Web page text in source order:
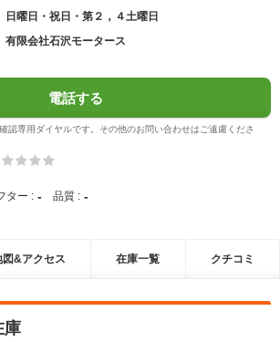
日曜日・祝日・第２，４土曜日
有限会社石沢モータース
電話する
認専用ダイヤルです。その他のお問い合わせはご遠慮くださ
ター : - 品質 : -
図&アクセス 在庫一覧 クチコミ
庫